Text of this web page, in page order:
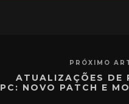
PRÓXIMO
ATUALIZAÇÕES DE
PC: NOVO PATCH E